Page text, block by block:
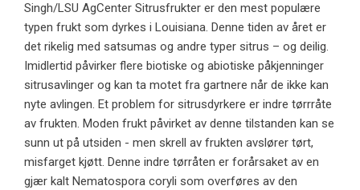
Singh/LSU AgCenter Sitrusfrukter er den mest populære
typen frukt som dyrkes i Louisiana. Denne tiden av året er
det rikelig med satsumas og andre typer sitrus – og deilig.
Imidlertid påvirker flere biotiske og abiotiske påkjenninger
sitrusavlinger og kan ta motet fra gartnere når de ikke kan
nyte avlingen. Et problem for sitrusdyrkere er indre tørrråte
av frukten. Moden frukt påvirket av denne tilstanden kan se
sunn ut på utsiden - men skrell av frukten avslører tørt,
misfarget kjøtt. Denne indre tørråten er forårsaket av en
gjær kalt Nematospora coryli som overføres av den